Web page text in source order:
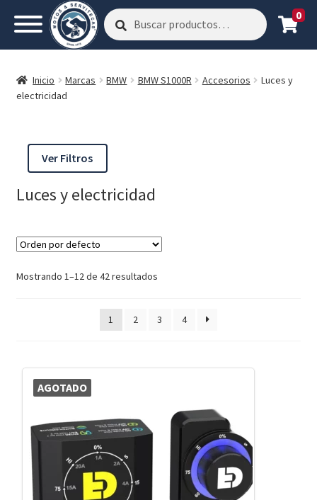
Buscar
por:
Buscar 0
Inicio Marcas BMW BMW S1000R Accesorios
Luces y
electricidad
Ver Filtros
Luces y electricidad
Mostrando 1–12 de 42 resultados
1 2 3 4
AGOTADO